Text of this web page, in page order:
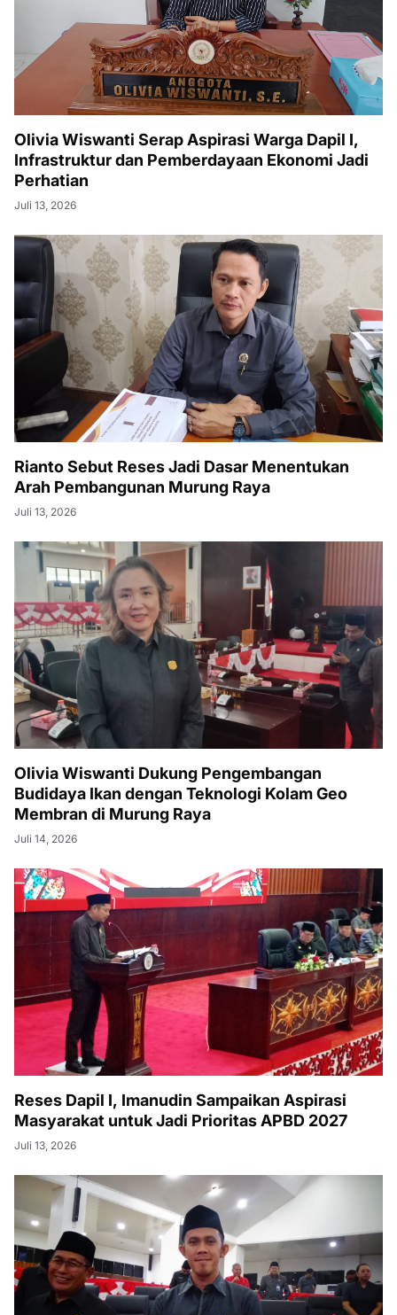
Olivia Wiswanti Serap Aspirasi Warga Dapil I,
Infrastruktur dan Pemberdayaan Ekonomi Jadi
Perhatian
Juli 13, 2026
Rianto Sebut Reses Jadi Dasar Menentukan
Arah Pembangunan Murung Raya
Juli 13, 2026
Olivia Wiswanti Dukung Pengembangan
Budidaya Ikan dengan Teknologi Kolam Geo
Membran di Murung Raya
Juli 14, 2026
Reses Dapil I, Imanudin Sampaikan Aspirasi
Masyarakat untuk Jadi Prioritas APBD 2027
Juli 13, 2026